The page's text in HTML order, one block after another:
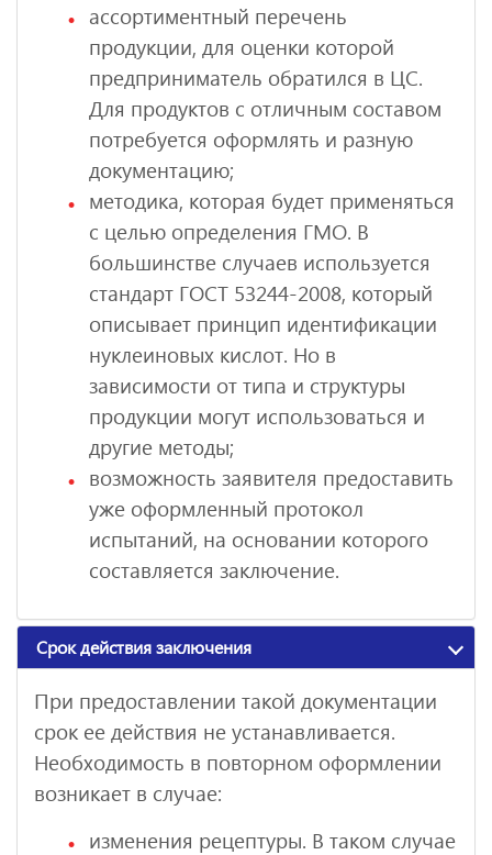
ассортиментный перечень
продукции, для оценки которой
предприниматель обратился в ЦС.
Для продуктов с отличным составом
потребуется оформлять и разную
документацию;
методика, которая будет применяться
с целью определения ГМО. В
большинстве случаев используется
стандарт ГОСТ 53244-2008, который
описывает принцип идентификации
нуклеиновых кислот. Но в
зависимости от типа и структуры
продукции могут использоваться и
другие методы;
возможность заявителя предоставить
уже оформленный протокол
испытаний, на основании которого
составляется заключение.
Срок действия заключения
При предоставлении такой документации
срок ее действия не устанавливается.
Необходимость в повторном оформлении
возникает в случае:
изменения рецептуры. В таком случае